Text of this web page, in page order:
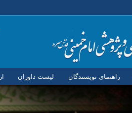
راهنمای نویسندگان لیست داوران